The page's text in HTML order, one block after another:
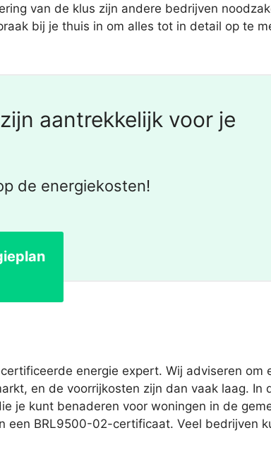
van de klus zijn andere bedrijven
bij je thuis in om alles tot in detail op te
aantrekkelijk voor je
de energiekosten!
energie expert. Wij adviseren om
en de voorrijkosten zijn dan vaak laag. In
je kunt benaderen voor woningen in de
een BRL9500-02-certificaat. Veel bedrijven